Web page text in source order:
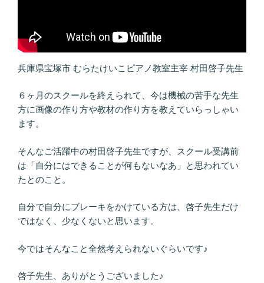
兵庫県宝塚市 むらたけいこピアノ教室主宰 村田啓子先生
６ヶ月のスクールを終えられて、今は機械の苦手な先生
方に画像の作り方や教材の作り方を教えていらっしゃい
ます。
そんなご活躍中の村田啓子先生ですが、スクール受講前
は「自分にはできることが何もないなあ」と思われてい
たとのこと。
自分で自分にブレーキをかけている方は、啓子先生だけ
ではなく、少なくないと思います。
今ではそんなこと全然考えられないぐらいです♪
啓子先生、ありがとうございました♪